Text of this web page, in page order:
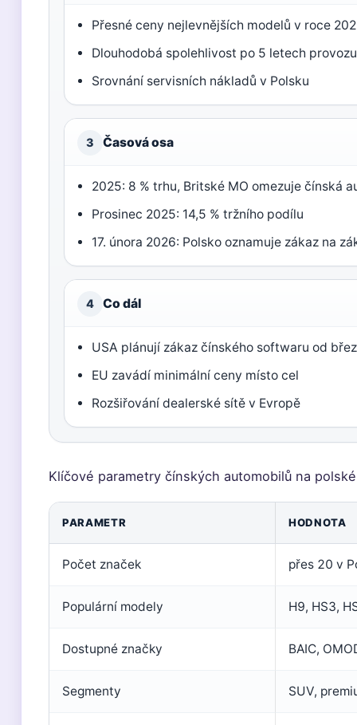
Přesné ceny nejlevnějších modelů v roce
Dlouhodobá spolehlivost po 5 letech provozu
Srovnání servisních nákladů v Polsku
3 Časová osa
2025: 8 % trhu, Britské MO omezuje čínská
Prosinec 2025: 14,5 % tržního podílu
17. února 2026: Polsko oznamuje zákaz na
4 Co dál
USA plánují zákaz čínského softwaru od
EU zavádí minimální ceny místo cel
Rozšiřování dealerské sítě v Evropě
Klíčové parametry čínských automobilů na
PARAMETR HODNOTA
Počet značek přes 20 v
Populární modely H9, HS3,
Dostupné značky BAIC,
Segmenty SUV,